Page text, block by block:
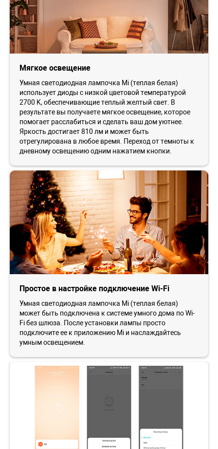
Мягкое освещение
Умная светодиодная лампочка Mi (теплая белая)
использует диоды с низкой цветовой температурой
2700 K, обеспечивающие теплый желтый свет. В
результате вы получаете мягкое освещение, которое
помогает расслабиться и сделать ваш дом уютнее.
Яркость достигает 810 лм и может быть
отрегулирована в любое время. Переход от темноты к
дневному освещению одним нажатием кнопки.
Простое в настройке подключение Wi-Fi
Умная светодиодная лампочка Mi (теплая белая)
может быть подключена к системе умного дома по Wi-
Fi без шлюза. После установки лампы просто
подключите ее к приложению Mi и наслаждайтесь
умным освещением.